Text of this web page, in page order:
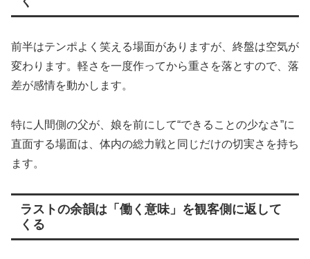
前半はテンポよく笑える場面がありますが、終盤は空気が
変わります。軽さを一度作ってから重さを落とすので、落
差が感情を動かします。
特に人間側の父が、娘を前にして“できることの少なさ”に
直面する場面は、体内の総力戦と同じだけの切実さを持ち
ます。
ラストの余韻は「働く意味」を観客側に返して
くる